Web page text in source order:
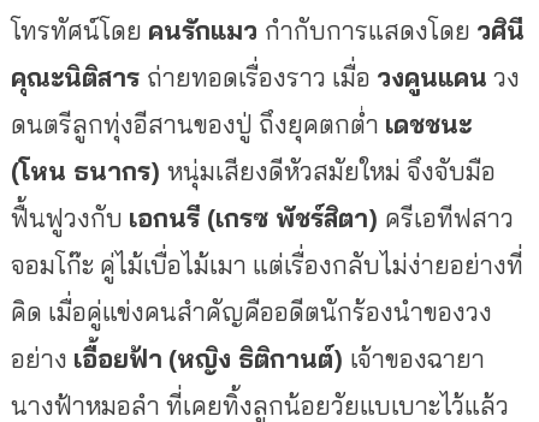
โทรทัศน์โดย คนรักแมว กำกับการแสดงโดย วศินี
คุณะนิติสาร ถ่ายทอดเรื่องราว เมื่อ วงคูนแคน วง
ดนตรีลูกทุ่งอีสานของปู่ ถึงยุคตกต่ำ เดชชนะ
(โหน ธนากร) หนุ่มเสียงดีหัวสมัยใหม่ จึงจับมือ
ฟื้นฟูวงกับ เอกนรี(เกรซ พัชร์สิตา) ครีเอทีฟสาว
จอมโก๊ะ คู่ไม้เบื่อไม้เมา แต่เรื่องกลับไม่ง่ายอย่างที่
คิด เมื่อคู่แข่งคนสำคัญคืออดีตนักร้องนำของวง
อย่าง เอื้อยฟ้า (หญิง ธิติกานต์) เจ้าของฉายา
นางฟ้าหมอลำ ที่เคยทิ้งลูกน้อยวัยแบเบาะไว้แล้ว